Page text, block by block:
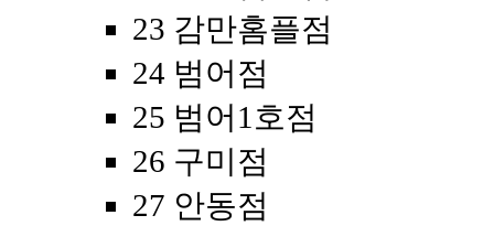
23 감만홈플점
24 범어점
25 범어1호점
26 구미점
27 안동점